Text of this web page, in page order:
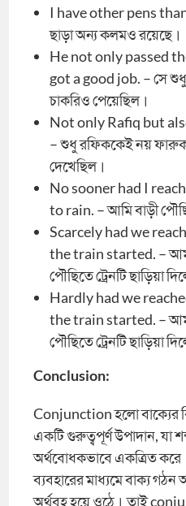
I have other pens
ছাড়া অন্য কলমও রয়েছে।
He not only passed
got a good job. – সে শুধু
চাকরিও পেয়েছিল।
Not only Rafiq but
– শুধু রফিককেই নয়
দেখেছিল।
No sooner had I
to rain. – আমি বাড়ী
Scarcely had we
the train started. –
পৌছিতে ট্রেনটি ছাড়িয়া
Hardly had we
the train started. –
পৌছিতে ট্রেনটি ছাড়িয়া
Conclusion:
Conjunction হলো বাক্যের
একটি গুরুত্বপূর্ণ উপাদান, যা
অর্থবোধকভাবে একত্রিত
ব্যবহারের মাধ্যমে বাক্য
অর্থবহ হয়ে ওঠে। তাই